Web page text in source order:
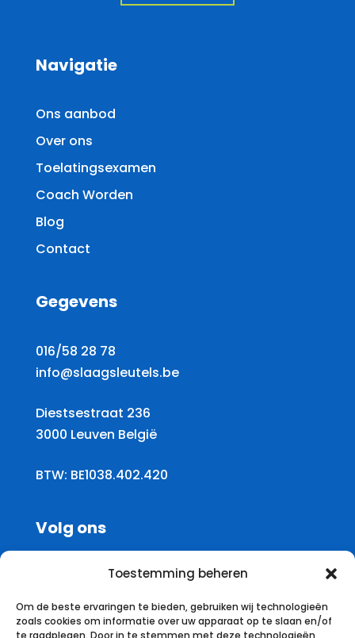
Toestemming beheren
Om de beste ervaringen te bieden, gebruiken wij technologieën
zoals cookies om informatie over uw apparaat op te slaan en/of
te raadplegen. Door in te stemmen met deze technologieën
Navigatie
Ons aanbod
Over ons
Toelatingsexamen
Coach Worden
Blog
Contact
Gegevens
016/58 28 78
info@slaagsleutels.be
Diestsestraat 236
3000 Leuven België
BTW: BE1038.402.420
Volg ons
Beoordelingen